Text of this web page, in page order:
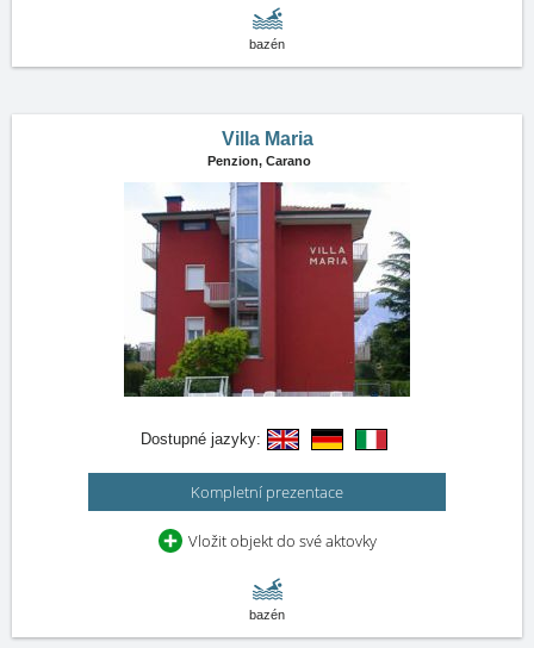
bazén
Villa Maria
Penzion, Carano
Dostupné jazyky:
Kompletní prezentace
Vložit objekt do své aktovky
bazén